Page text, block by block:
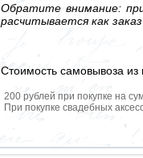
Обратите внимание:
расчитывается как
Стоимость самовывоза из
200 рублей при покупке на
При покупке свадебных